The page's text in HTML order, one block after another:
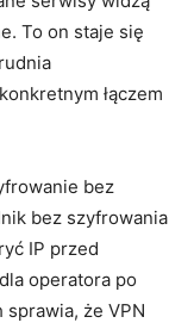
To on staje się
łączem
bez
bez szyfrowania
IP przed
operatora po
że VPN